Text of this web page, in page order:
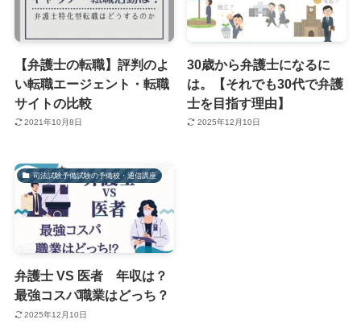
【弁護士の転職】評判のよ
い転職エージェント・転職
サイトの比較
2021年10月8日
30歳から弁護士になるに
は。【それでも30代で弁護
士を目指す理由】
2025年12月10日
司法試験予備試験の予備校・通信講座
弁護士 VS 医者 年収は？
最強コスパ職業はどっち？
2025年12月10日